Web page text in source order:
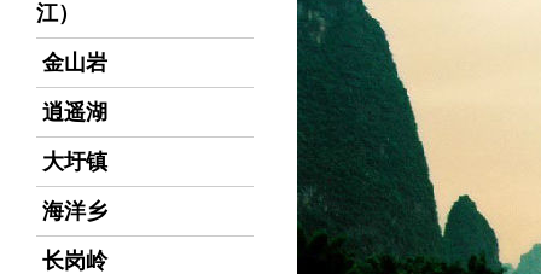
江）
金山岩
逍遥湖
大圩镇
海洋乡
长岗岭